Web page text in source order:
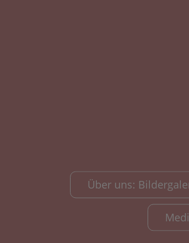
Über uns: